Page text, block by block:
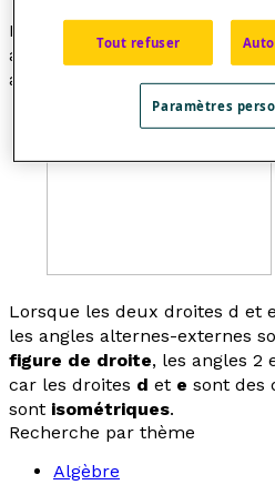
Dans les figures ci-dessous,
angles alternes externes et il
angles 1 et 7.
Lorsque les deux droites d et e
les angles alternes-externes
figure de droite, les angles 2
car les droites d et e sont des
sont isométriques.
Recherche par thème
Algèbre
Tout refuser
Paramètres